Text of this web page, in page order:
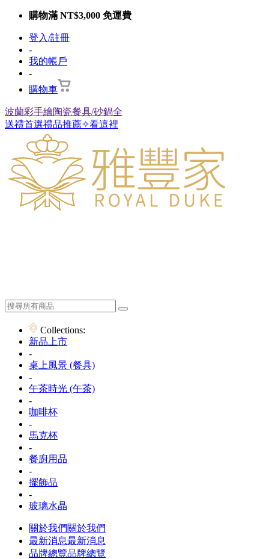
購物滿 NT$3,000 免運費
登入/註冊
-
我的帳戶
-
購物車
波蘭彩手繪陶瓷餐具/砂鍋全
送禮首選禮品推薦✧看這裡
Collections:
新品上市
-
桌上風景 (餐具)
-
午茶時光 (午茶)
-
咖啡杯
-
馬克杯
-
餐廚用品
-
擺飾品
-
玻璃水晶
關於我們關於我們
最新消息最新消息
品牌總覽品牌總覽